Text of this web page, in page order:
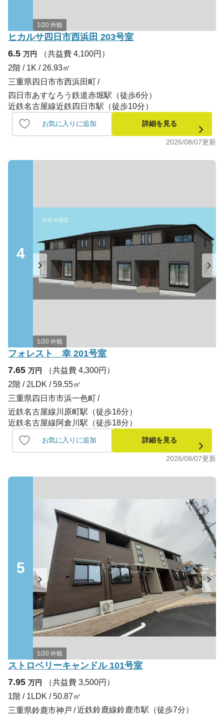
1/20 外観
ヒカルサ四日市西浜田 203号室
6.5 万円
（共益費 4,100円）
2階 / 1K / 26.93㎡
三重県四日市市西浜田町
四日市あすなろう鉄道赤堀駅（徒歩6分）
近鉄名古屋線近鉄四日市駅（徒歩10分）
お気に入りに追加 詳細を見る
2026/08/07更新
4
1/20 外観
フォレスト 幸 201号室
7.65 万円
（共益費 4,300円）
2階 / 2LDK / 59.55㎡
三重県四日市市浜一色町
近鉄名古屋線川原町駅（徒歩16分）
近鉄名古屋線阿倉川駅（徒歩18分）
お気に入りに追加 詳細を見る
2026/08/07更新
5
1/20 外観
ストロベリーキャンドル 101号室
7.95 万円
（共益費 3,500円）
1階 / 1LDK / 50.87㎡
三重県鈴鹿市神戸
近鉄鈴鹿線鈴鹿市駅（徒歩7分）